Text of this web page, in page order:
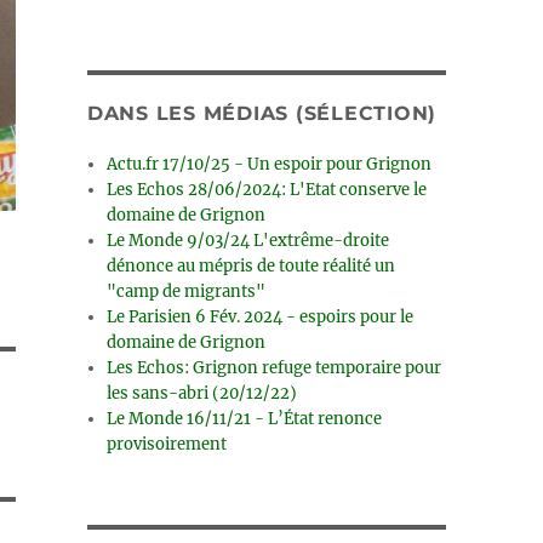
DANS LES MÉDIAS (SÉLECTION)
Actu.fr 17/10/25 - Un espoir pour Grignon
Les Echos 28/06/2024: L'Etat conserve le
domaine de Grignon
Le Monde 9/03/24 L'extrême-droite
dénonce au mépris de toute réalité un
"camp de migrants"
Le Parisien 6 Fév. 2024 - espoirs pour le
domaine de Grignon
Les Echos: Grignon refuge temporaire pour
les sans-abri (20/12/22)
Le Monde 16/11/21 - L’État renonce
provisoirement